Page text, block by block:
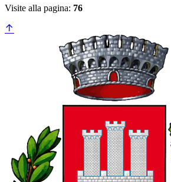
Visite alla pagina: 76